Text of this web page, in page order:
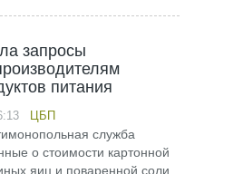
запросы
питания
ЦБП
служба
о стоимости картонной
яиц и поваренной соли,